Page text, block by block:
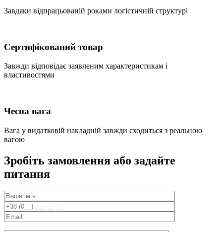
Завдяки відпрацьованій роками логістичній структурі
Сертифікований товар
Завжди відповідає заявленим характеристикам і
властивостями
Чесна вага
Вага у видатковій накладній завжди сходиться з реальною
вагою
Зробіть замовлення або задайте
питання